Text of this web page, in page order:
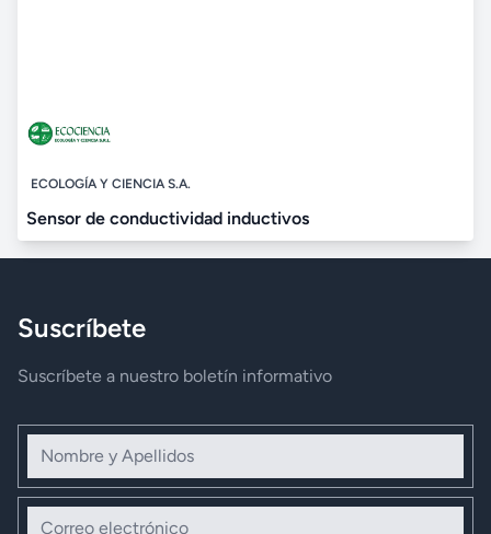
ECOLOGÍA Y CIENCIA S.A.
Sensor de conductividad inductivos
Suscríbete
Suscríbete a nuestro boletín informativo
Nombre y Apellidos
Correo electrónico